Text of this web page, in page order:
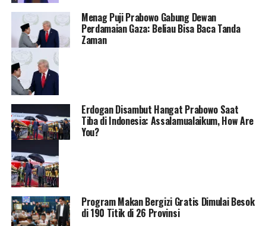
Menag Puji Prabowo Gabung Dewan
Perdamaian Gaza: Beliau Bisa Baca Tanda
Zaman
Erdogan Disambut Hangat Prabowo Saat
Tiba di Indonesia: Assalamualaikum, How Are
You?
Program Makan Bergizi Gratis Dimulai Besok
di 190 Titik di 26 Provinsi